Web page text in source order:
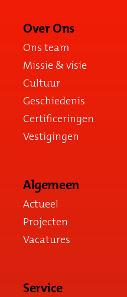
Over Ons
Ons team
Missie & visie
Cultuur
Geschiedenis
Certificeringen
Vestigingen
Algemeen
Actueel
Projecten
Vacatures
Service